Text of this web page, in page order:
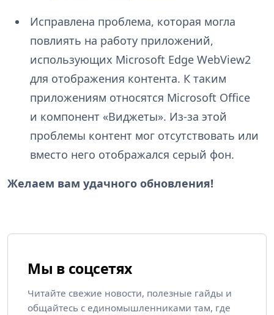
Исправлена проблема, которая могла
повлиять на работу приложений,
использующих Microsoft Edge WebView2
для отображения контента. К таким
приложениям относятся Microsoft Office
и компонент «Виджеты». Из-за этой
проблемы контент мог отсутствовать или
вместо него отображался серый фон.
Желаем вам удачного обновления!
Мы в соцсетях
Читайте свежие новости, полезные гайды и
общайтесь с единомышленниками там, где